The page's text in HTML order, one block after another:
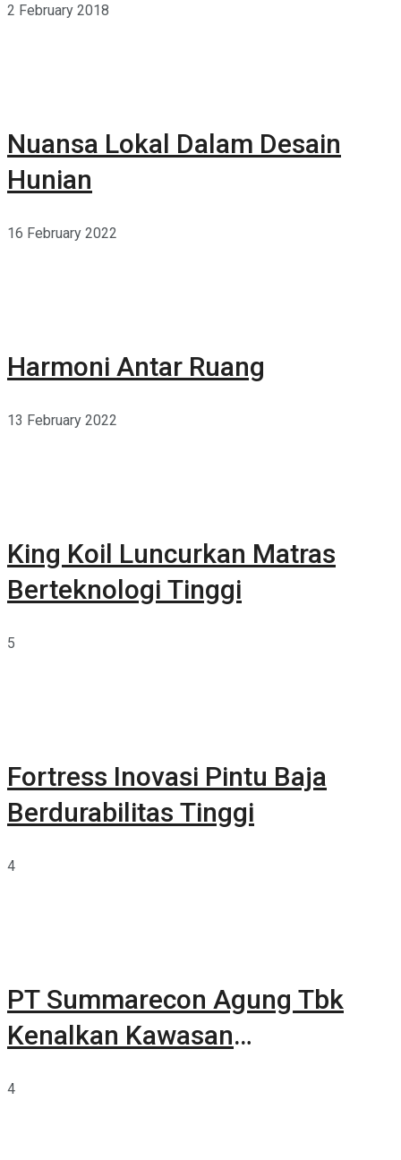
2 February 2018
Nuansa Lokal Dalam Desain
Hunian
16 February 2022
Harmoni Antar Ruang
13 February 2022
King Koil Luncurkan Matras
Berteknologi Tinggi
5
Fortress Inovasi Pintu Baja
Berdurabilitas Tinggi
4
PT Summarecon Agung Tbk
Kenalkan Kawasan
4